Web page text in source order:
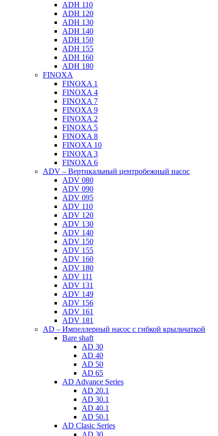
ADH 110
ADH 120
ADH 130
ADH 140
ADH 150
ADH 155
ADH 160
ADH 180
FINOXA
FINOXA 1
FINOXA 4
FINOXA 7
FINOXA 9
FINOXA 2
FINOXA 5
FINOXA 8
FINOXA 10
FINOXA 3
FINOXA 6
ADV – Вертикальный центробежный насос
ADV 080
ADV 090
ADV 095
ADV 110
ADV 120
ADV 130
ADV 140
ADV 150
ADV 155
ADV 160
ADV 180
ADV 111
ADV 131
ADV 149
ADV 156
ADV 161
ADV 181
AD – Импеллерный насос с гибкой крыльчаткой
Bare shaft
AD 30
AD 40
AD 50
AD 65
AD Advance Series
AD 20.1
AD 30.1
AD 40.1
AD 50.1
AD Clasic Series
AD 30